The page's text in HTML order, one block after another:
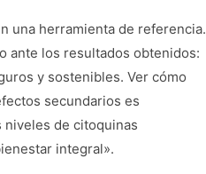
una herramienta de referencia.
ante los resultados obtenidos:
y sostenibles. Ver cómo
secundarios es
niveles de citoquinas
integral».